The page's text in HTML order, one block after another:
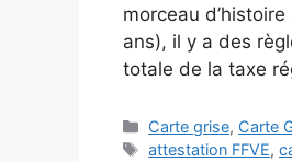
morceau
ans), il y a des
totale de la taxe
Catégories
Carte grise, Carte
Étiquettes
attestation FFVE,